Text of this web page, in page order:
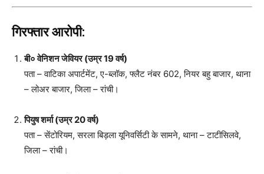
गिरफ्तार आरोपी:
बी० वेनिशन जेवियर (उम्र 19 वर्ष)
पता – वाटिका अपार्टमेंट, ए-ब्लॉक, फ्लैट नंबर 602, नियर बहु बाजार, थाना
– लोअर बाजार, जिला – रांची।
पियुष शर्मा (उम्र 20 वर्ष)
पता – सेंटोरियम, सरला बिड़ला यूनिवर्सिटी के सामने, थाना – टाटीसिलवे,
जिला – रांची।